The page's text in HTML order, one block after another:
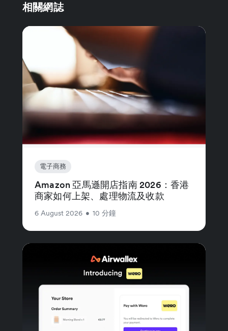
相關網誌
電子商務
Amazon 亞馬遜開店指南 2026：香港
商家如何上架、處理物流及收款
6 August 2026 • 10 分鐘